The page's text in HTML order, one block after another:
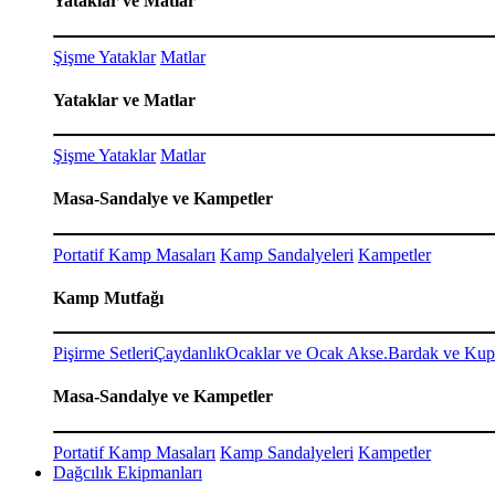
Şişme Yataklar Matlar
Yataklar ve Matlar
Şişme Yataklar Matlar
Masa-Sandalye ve Kampetler
Portatif Kamp Masaları Kamp Sandalyeleri Kampetler
Kamp Mutfağı
Pişirme SetleriÇaydanlıkOcaklar ve Ocak Akse.Bardak ve
Masa-Sandalye ve Kampetler
Portatif Kamp Masaları Kamp Sandalyeleri Kampetler
Dağcılık Ekipmanları